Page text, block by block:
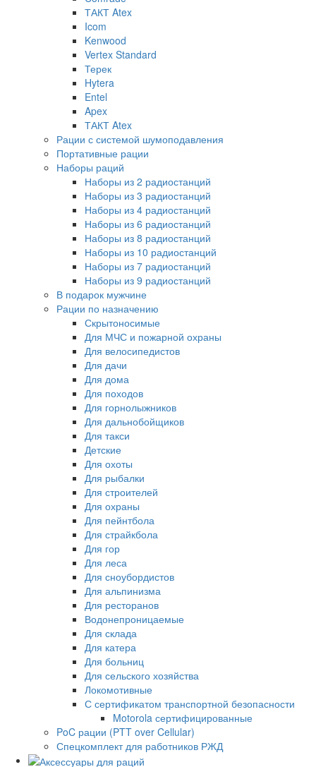
ТАКТ Atex
Icom
Kenwood
Vertex Standard
Терек
Hytera
Entel
Apex
ТАКТ Atex
Рации с системой шумоподавления
Портативные рации
Наборы раций
Наборы из 2 радиостанций
Наборы из 3 радиостанций
Наборы из 4 радиостанций
Наборы из 6 радиостанций
Наборы из 8 радиостанций
Наборы из 10 радиостанций
Наборы из 7 радиостанций
Наборы из 9 радиостанций
В подарок мужчине
Рации по назначению
Скрытоносимые
Для МЧС и пожарной охраны
Для велосипедистов
Для дачи
Для дома
Для походов
Для горнолыжников
Для дальнобойщиков
Для такси
Детские
Для охоты
Для рыбалки
Для строителей
Для охраны
Для пейнтбола
Для страйкбола
Для гор
Для леса
Для сноубордистов
Для альпинизма
Для ресторанов
Водонепроницаемые
Для склада
Для катера
Для больниц
Для сельского хозяйства
Локомотивные
С сертификатом транспортной безопасности
Motorola сертифицированные
PoC рации (PTT over Cellular)
Спецкомплект для работников РЖД